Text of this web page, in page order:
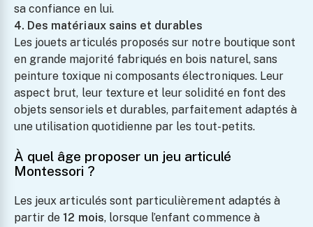
De Tabliers Et Toques
Petits Chefs
sa confiance en lui.
4. Des matériaux sains et durables
Les jouets articulés proposés sur notre boutique sont
en grande majorité fabriqués en bois naturel, sans
peinture toxique ni composants électroniques. Leur
aspect brut, leur texture et leur solidité en font des
objets sensoriels et durables, parfaitement adaptés à
une utilisation quotidienne par les tout-petits.
À quel âge proposer un jeu articulé
Montessori ?
Les jeux articulés sont particulièrement adaptés à
partir de12 mois, lorsque l’enfant commence à